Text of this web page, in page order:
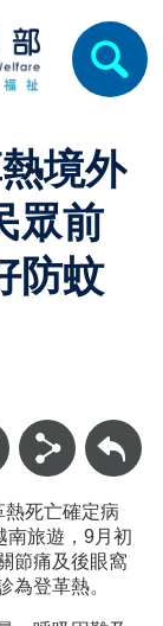
境外
眾前
防蚊
回上一頁
死亡確定病
南旅遊，9月初
節痛及後眼窩
為登革熱。